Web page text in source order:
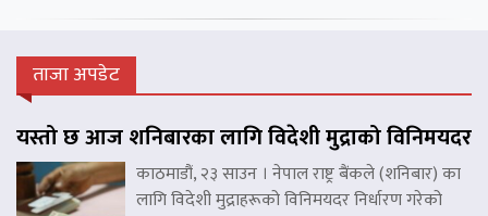
ताजा अपडेट
यस्तो छ आज शनिबारका लागि विदेशी मुद्राको विनिमयदर
काठमाडौं, २३ साउन । नेपाल राष्ट्र बैंकले (शनिबार) का
लागि विदेशी मुद्राहरूको विनिमयदर निर्धारण गरेको